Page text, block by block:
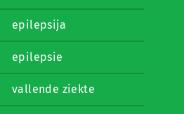
epilepsija
epilepsie
vallende ziekte